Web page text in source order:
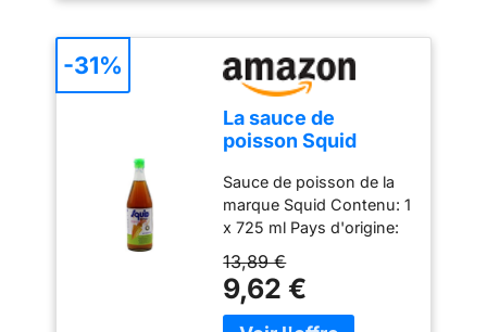
La sauce de
poisson Squid
Sauce de poisson de la
marque Squid Contenu: 1
x 725 ml Pays d'origine:
Squid Qualité supérieure
13,89 €
9,62 €
-31%